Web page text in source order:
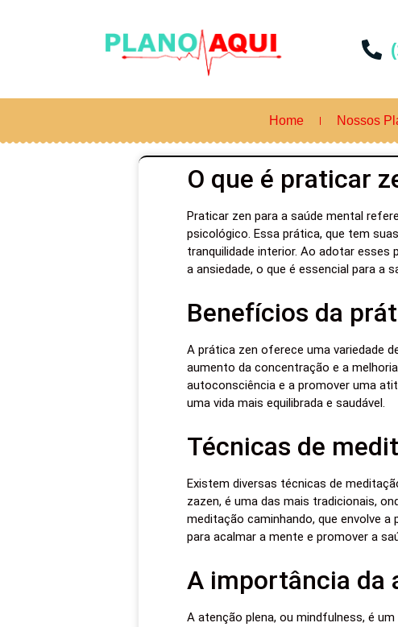
Home Nossos
O que é praticar
Praticar zen para a saúde mental
psicológico. Essa prática, que tem
tranquilidade interior. Ao adotar esses
a ansiedade, o que é essencial para a
Benefícios da
A prática zen oferece uma variedade
aumento da concentração e a
autoconsciência e a promover uma
uma vida mais equilibrada e saudável.
Técnicas de
Existem diversas técnicas de
zazen, é uma das mais tradicionais,
meditação caminhando, que envolve
para acalmar a mente e promover a
A importância da
A atenção plena, ou mindfulness, é